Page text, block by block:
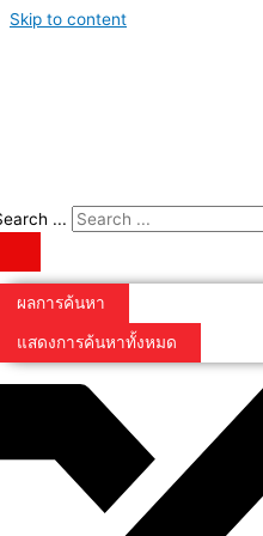
Skip to content
...
ผลการค้นหา
แสดงการค้นหาทั้งหมด